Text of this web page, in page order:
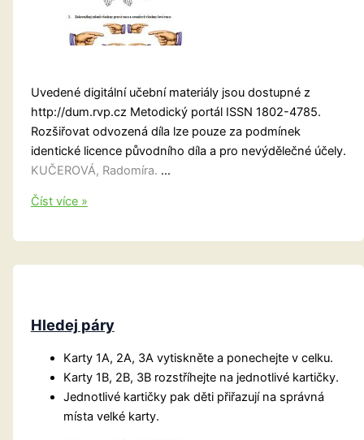
Uvedené digitální učební materiály jsou dostupné z
http://dum.rvp.cz Metodický portál ISSN 1802-4785.
Rozšiřovat odvozená díla lze pouze za podmínek
identické licence původního díla a pro nevýdělečné účely.
KUČEROVÁ, Radomíra. …
Grafomotorické
listy
Číst více »
Hledej páry
Karty 1A, 2A, 3A vytiskněte a ponechejte v celku.
Karty 1B, 2B, 3B rozstříhejte na jednotlivé kartičky.
Jednotlivé kartičky pak děti přiřazují na správná
místa velké karty.